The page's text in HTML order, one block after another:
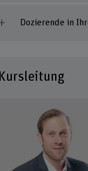
Dozierende in
Kursleitung